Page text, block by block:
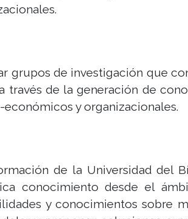
grupos de investigación que
través de la generación de
y organizacionales.
de la Universidad del
conocimiento desde el
y conocimientos sobre